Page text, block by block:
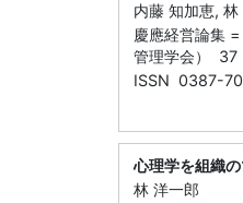
内藤 知加恵,
慶應経営論集
管理学会）
ISSN 0387-
心理学を組織
林 洋一郎